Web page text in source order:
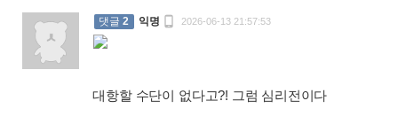
댓글 2 익명  2026-06-13 21:57:53
대항할 수단이 없다고?! 그럼 심리전이다